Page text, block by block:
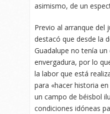
asimismo, de un
Previo al arranque del
destacó que desde la
Guadalupe no tenía
envergadura, por lo
la labor que está
para «hacer historia
un campo de béisbol
condiciones idóneas